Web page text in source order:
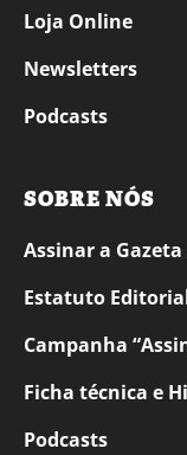
Loja Online
Newsletters
Podcasts
SOBRE NÓS
Assinar a Gazeta
Estatuto
Campanha
Ficha técnica e
Podcasts